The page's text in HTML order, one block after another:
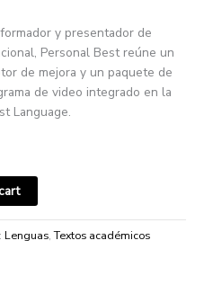
y presentador de
Personal Best reúne un
de mejora y un paquete de
de video integrado en la
Language.
Lenguas,Textos académicos